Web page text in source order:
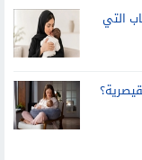
التي